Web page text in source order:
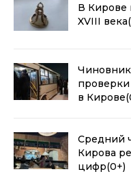
В Кирове
XVIII века
проверки
в Кирове
Средний
Кирова
цифр(0+)